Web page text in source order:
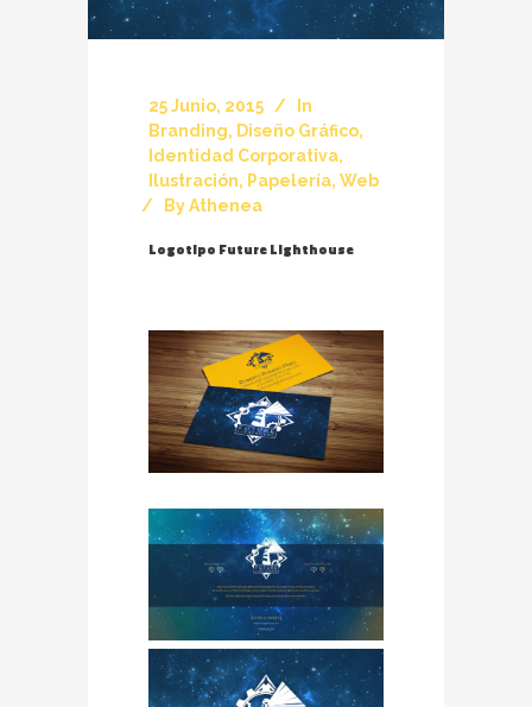
25 Junio, 2015
In
Branding, Diseño Gráfico,
Identidad Corporativa,
Ilustración, Papelería, Web
ByAthenea
Logotipo Future Lighthouse